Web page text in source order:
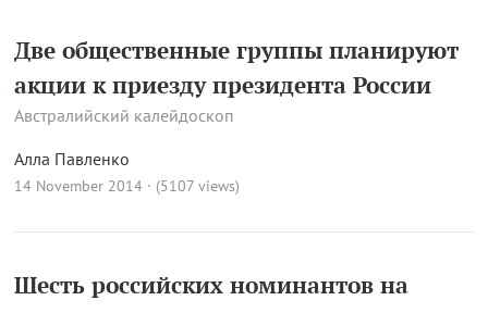
Две общественные группы планируют
акции к приезду президента России
Австралийский калейдоскоп
Алла Павленко
14 November 2014 · (5107 views)
Шесть российских номинантов на